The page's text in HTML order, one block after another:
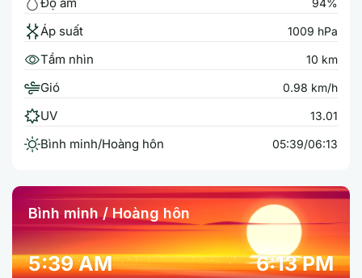
94%
Áp suất 1009 hPa
Tầm nhìn 10 km
Gió 0.98 km/h
UV 13.01
Bình minh/Hoàng hôn 05:39/06:13
Bình minh / Hoàng hôn
5:39 AM 6:13 PM